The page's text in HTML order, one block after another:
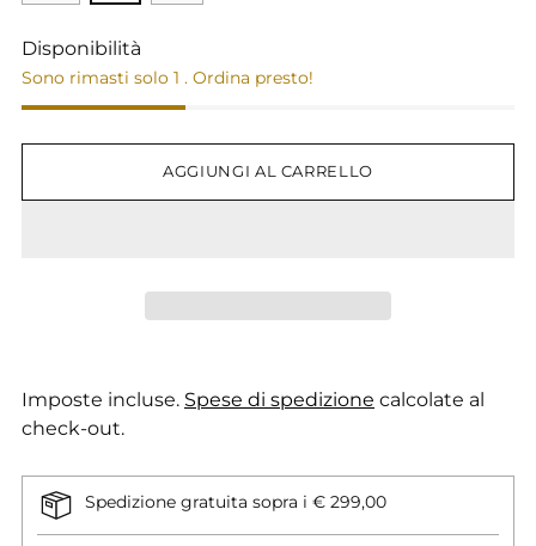
Disponibilità
Sono rimasti solo 1 . Ordina presto!
AGGIUNGI AL CARRELLO
Imposte incluse. Spese di spedizione calcolate al
check-out.
Spedizione gratuita sopra i € 299,00